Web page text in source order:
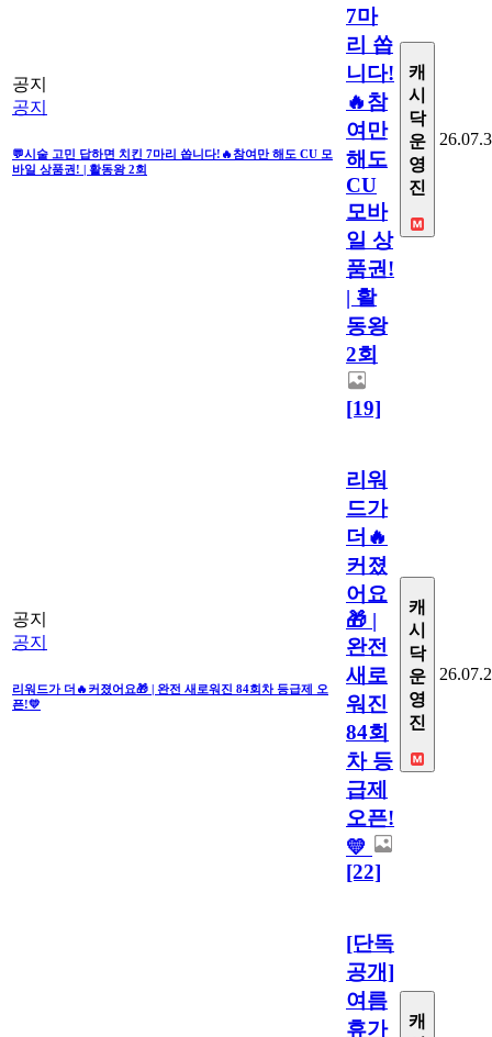
공지
공지
💬시술 고민 답하면 치킨 7마리 쏩니다!🔥참여만 해도 CU 모
바일 상품권! | 활동왕 2회
7마
리 쏩
니다!
🔥참
여만
해도
CU
모바
일 상
품권!
| 활
동왕
2회
[19]
캐
시
닥
운
영
진
공지
공지
리워드가 더🔥커졌어요🎁 | 완전 새로워진 84회차 등급제 오
픈!💛
리워
드가
더🔥
커졌
어요
🎁 |
완전
새로
워진
84회
차 등
급제
오픈!
💛
[22]
캐
시
닥
운
영
진
[단독
공개]
여름
휴가
캐